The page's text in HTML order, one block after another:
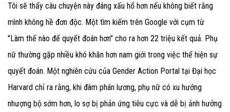
Tôi sẽ thấy câu chuyện này đáng xấu hổ hơn nếu không biết rằng
mình không hề đơn độc. Một tìm kiếm trên Google với cụm từ
"Làm thế nào để quyết đoán hơn" cho ra hơn 22 triệu kết quả. Phụ
nữ thường gặp nhiều khó khăn hơn nam giới trong việc thể hiện sự
quyết đoán. Một nghiên cứu của Gender Action Portal tại Đại học
Harvard chỉ ra rằng, khi đàm phán lương, phụ nữ có xu hướng
nhượng bộ sớm hơn, lo sợ bị phản ứng tiêu cực và dễ bị ảnh hưởng